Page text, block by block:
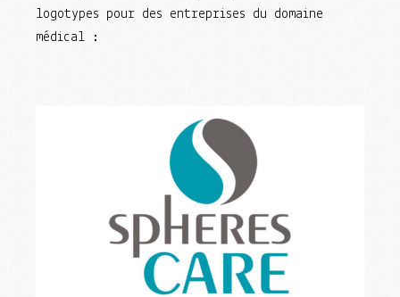
logotypes pour des entreprises du domaine
médical :